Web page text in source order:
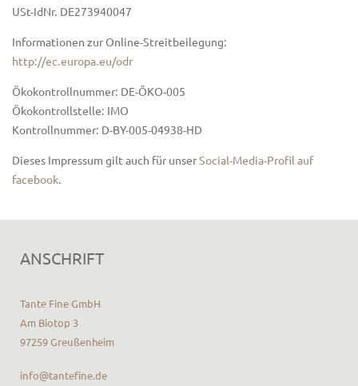
USt-IdNr. DE273940047
Informationen zur Online-Streitbeilegung:
http://ec.europa.eu/odr
Ökokontrollnummer: DE-ÖKO-005
Ökokontrollstelle: IMO
Kontrollnummer: D-BY-005-04938-HD
Dieses Impressum gilt auch für unserSocial-Media-Profil auf
facebook.
ANSCHRIFT
Tante Fine GmbH
Am Biotop 3
97259 Greußenheim
info@tantefine.de